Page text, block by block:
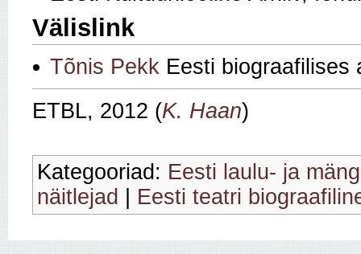
Välislink
Tõnis Pekk Eesti biograafilises
ETBL, 2012 (K. Haan)
Kategooriad: Eesti laulu- ja
näitlejad
Eesti teatri